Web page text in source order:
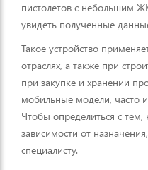
пистолетов с небольшим
увидеть полученные
Такое устройство
отраслях, а также при
при закупке и хранении
мобильные модели, часто
Чтобы определиться с
зависимости от
специалисту.